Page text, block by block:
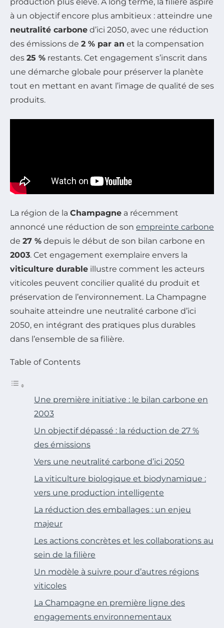
à un objectif encore plus ambitieux : atteindre une
neutralité carbone d’ici 2050, avec une réduction
des émissions de 2 % par an et la compensation
des 25 % restants. Cet engagement s’inscrit dans
une démarche globale pour préserver la planète
tout en mettant en avant l’image de qualité de ses
produits.
La région de la Champagne a récemment
annoncé une réduction de son empreinte carbone
de 27 % depuis le début de son bilan carbone en
2003. Cet engagement exemplaire envers la
viticulture durable illustre comment les acteurs
viticoles peuvent concilier qualité du produit et
préservation de l’environnement. La Champagne
souhaite atteindre une neutralité carbone d’ici
2050, en intégrant des pratiques plus durables
dans l’ensemble de sa filière.
Table of Contents
Une première initiative : le bilan carbone en
2003
Un objectif dépassé : la réduction de 27 %
des émissions
Vers une neutralité carbone d’ici 2050
La viticulture biologique et biodynamique :
vers une production intelligente
La réduction des emballages : un enjeu
majeur
Les actions concrètes et les collaborations au
sein de la filière
Un modèle à suivre pour d’autres régions
viticoles
La Champagne en première ligne des
engagements environnementaux